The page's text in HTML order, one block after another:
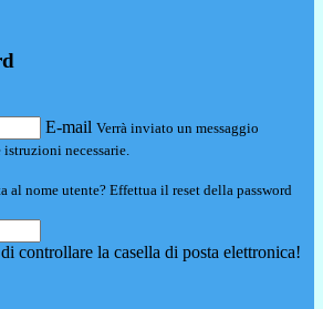
E-mail Verrà inviato un messaggio
necessarie.
al nome utente? Effettua il reset della password
controllare la casella di posta elettronica!